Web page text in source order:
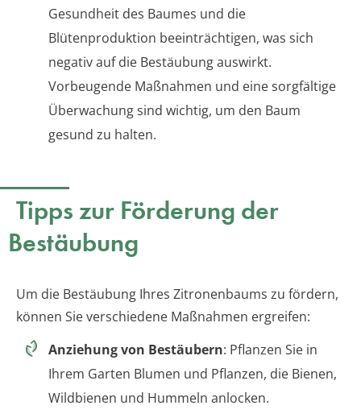
Gesundheit des Baumes und die
Blütenproduktion beeinträchtigen, was sich
negativ auf die Bestäubung auswirkt.
Vorbeugende Maßnahmen und eine sorgfältige
Überwachung sind wichtig, um den Baum
gesund zu halten.
Tipps zur Förderung der
Bestäubung
Um die Bestäubung Ihres Zitronenbaums zu fördern,
können Sie verschiedene Maßnahmen ergreifen:
Anziehung von Bestäubern: Pflanzen Sie in
Ihrem Garten Blumen und Pflanzen, die Bienen,
Wildbienen und Hummeln anlocken.